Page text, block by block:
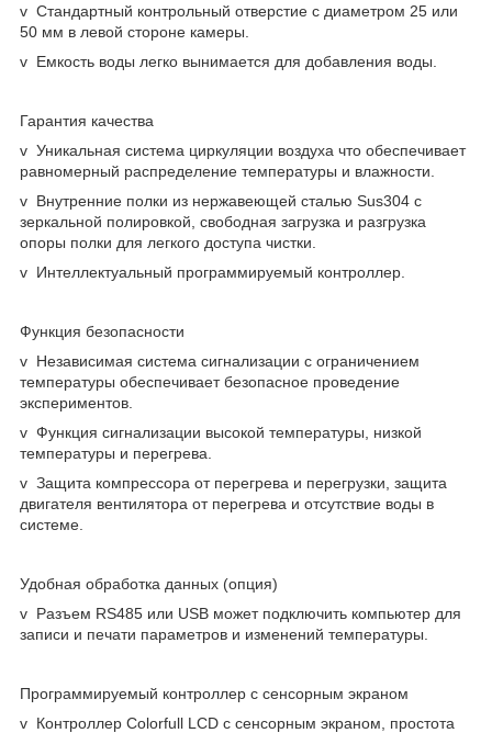
v Стандартный контрольный отверстие с диаметром 25 или
50 мм в левой стороне камеры.
v Емкость воды легко вынимается для добавления воды.
Гарантия качества
v Уникальная система циркуляции воздуха что обеспечивает
равномерный распределение температуры и влажности.
v Внутренние полки из нержавеющей сталью Sus304 с
зеркальной полировкой, свободная загрузка и разгрузка
опоры полки для легкого доступа чистки.
v Интеллектуальный программируемый контроллер.
Функция безопасности
v Независимая система сигнализации с ограничением
температуры обеспечивает безопасное проведение
экспериментов.
v Функция сигнализации высокой температуры, низкой
температуры и перегрева.
v Защита компрессора от перегрева и перегрузки, защита
двигателя вентилятора от перегрева и отсутствие воды в
системе.
Удобная обработка данных (опция)
v Разъем RS485 или USB может подключить компьютер для
записи и печати параметров и изменений температуры.
Программируемый контроллер с сенсорным экраном
v Контроллер Colorfull LCD с сенсорным экраном, простота